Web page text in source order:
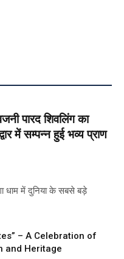
पारद शिवलिंग का
में सम्पन्न हुई भव्य प्राण
धाम में दुनिया के सबसे बड़े
– A Celebration of
and Heritage